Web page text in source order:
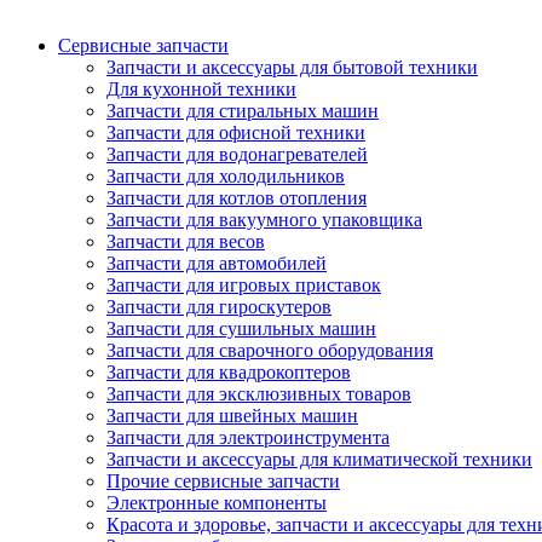
Сервисные запчасти
Запчасти и аксессуары для бытовой техники
Для кухонной техники
Запчасти для стиральных машин
Запчасти для офисной техники
Запчасти для водонагревателей
Запчасти для холодильников
Запчасти для котлов отопления
Запчасти для вакуумного упаковщика
Запчасти для весов
Запчасти для автомобилей
Запчасти для игровых приставок
Запчасти для гироскутеров
Запчасти для сушильных машин
Запчасти для сварочного оборудования
Запчасти для квадрокоптеров
Запчасти для эксклюзивных товаров
Запчасти для швейных машин
Запчасти для электроинструмента
Запчасти и аксессуары для климатической техники
Прочие сервисные запчасти
Электронные компоненты
Красота и здоровье, запчасти и аксессуары для